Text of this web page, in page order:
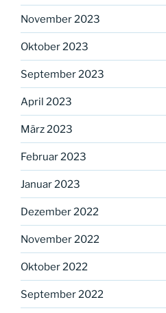
November 2023
Oktober 2023
September 2023
April 2023
März 2023
Februar 2023
Januar 2023
Dezember 2022
November 2022
Oktober 2022
September 2022